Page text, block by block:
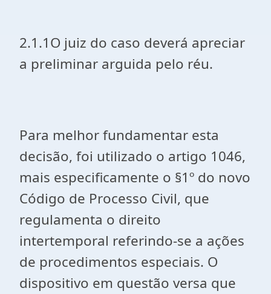
2.1.1O juiz do caso deverá apreciar
a preliminar arguida pelo réu.
Para melhor fundamentar esta
decisão, foi utilizado o artigo 1046,
mais especificamente o §1º do novo
Código de Processo Civil, que
regulamenta o direito
intertemporal referindo-se a ações
de procedimentos especiais. O
dispositivo em questão versa que